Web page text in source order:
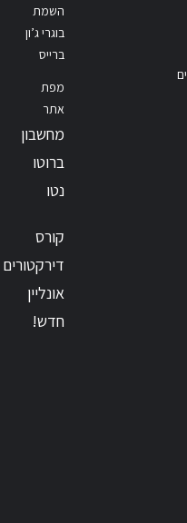
השמת
בוגרי ג’ון
ברייס
מפת
אתר
מחשבון
ברוטו
נטו
קורס
דירקטורים
אונליין
חדש!